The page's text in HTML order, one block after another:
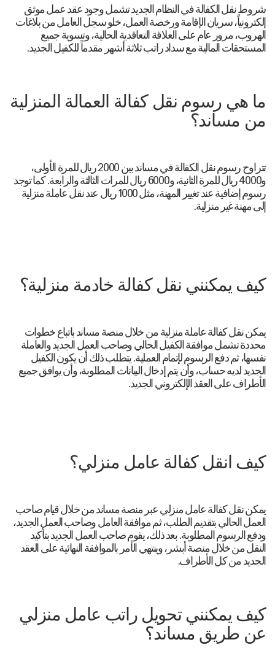
شروط نقل الكفالة في النظام الجديد تشمل وجود عقد عمل موثق
إلكترونياً، سريان الإقامة ورخصة العمل، خلو سجل العامل من بلاغات
الهروب، مرور عام على العلاقة التعاقدية الحالية، وتسوية جميع
المستحقات المالية مع سداد راتب ثلاثة أشهر مقدماً للكفيل الجديد.
ما هي رسوم نقل كفالة العمالة المنزلية
من مساند؟
تتراوح رسوم نقل الكفالة في مساند بين 2000 ريال للمرة الأولى،
و4000 ريال للمرة الثانية، و6000 ريال للمرات الثالثة والرابعة. كما توجد
رسوم إضافية عند تغيير المهنة، مثل 1000 ريال عند نقل عاملة منزلية
إلى مهنة غير منزلية.
كيف يمكنني نقل كفالة خادمة منزلية؟
يمكن نقل كفالة عاملة منزلية من خلال منصة مساند باتباع خطوات
محددة تشمل موافقة الكفيل الحالي وصاحب العمل الجديد والعاملة
نفسها، ثم دفع الرسوم لإتمام العملية. يتطلب ذلك أن يكون الكفيل
الجديد لديه حساب، وأن يتم إدخال البيانات المطلوبة، وأن يوافق جميع
الأطراف على العقد الإلكتروني الجديد.
كيف انقل كفالة عامل منزلي؟
يمكن نقل كفالة عامل منزلي عبر منصة مساند من خلال قيام صاحب
العمل الحالي بتقديم الطلب، ثم موافقة العامل وصاحب العمل الجديد،
ودفع الرسوم المطلوبة. بعد ذلك، يقوم صاحب العمل الجديد بتأكيد
النقل من خلال منصة أبشر، وينتهي الأمر بالموافقة النهائية على العقد
الجديد من كل الأطراف.
كيف يمكنني تحويل راتب عامل منزلي
عن طريق مساند؟